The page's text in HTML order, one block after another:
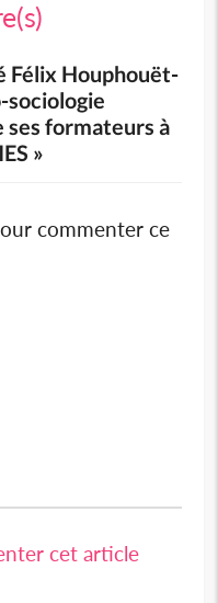
Félix Houphouët-
ses formateurs à
»
commenter ce
cet article